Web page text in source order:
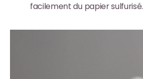
facilement du papier sulfurisé.